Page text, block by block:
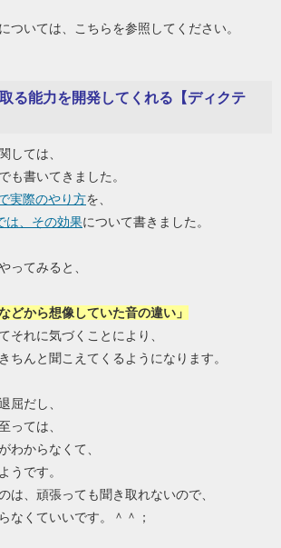
ついては、こちらを参照してください。
る能力を開発してくれる【ディクテ
しては、
も書いてきました。
実際のやり方を、
は、その効果について書きました。
ってみると、
どから想像していた音の違い」
それに気づくことにより、
ちんと聞こえてくるようになります。
屈だし、
っては、
わからなくて、
うです。
は、頑張っても聞き取れないので、
なくていいです。＾＾；